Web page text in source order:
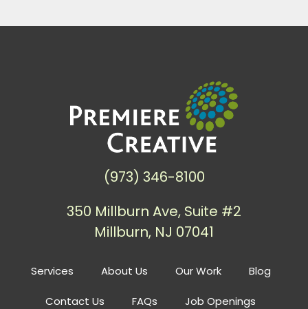
Services About Us Our Work Blog
Contact Us FAQs Job Openings
(973) 346-8100
350 Millburn Ave, Suite #2
Millburn, NJ 07041